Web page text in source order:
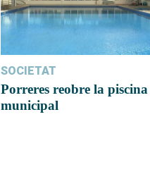
SOCIETAT
Porreres reobre la piscina
municipal